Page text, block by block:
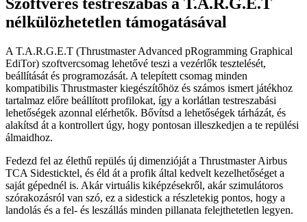
nélkülözhetetlen támogatásával
A T.A.R.G.E.T (Thrustmaster Advanced pRogramming Graphical
EdiTor) szoftvercsomag lehetővé teszi a vezérlők tesztelését,
beállítását és programozását. A telepített csomag minden
kompatibilis Thrustmaster kiegészítőhöz és számos ismert játékhoz
tartalmaz előre beállított profilokat, így a korlátlan testreszabási
lehetőségek azonnal elérhetők. Bővítsd a lehetőségek tárházát, és
alakítsd át a kontrollert úgy, hogy pontosan illeszkedjen a te repülési
álmaidhoz.
Fedezd fel az élethű repülés új dimenzióját a Thrustmaster Airbus
TCA Sidesticktel, és éld át a profik által kedvelt kezelhetőséget a
saját gépednél is. Akár virtuális kiképzésekről, akár szimulátoros
szórakozásról van szó, ez a sidestick a részletekig pontos, hogy a
landolás és a fel- és leszállás minden pillanata felejthetetlen legyen.